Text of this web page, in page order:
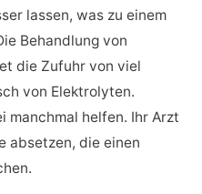
lassen, was zu einem
Behandlung von
die Zufuhr von viel
von Elektrolyten.
manchmal helfen. Ihr Arzt
absetzen, die einen